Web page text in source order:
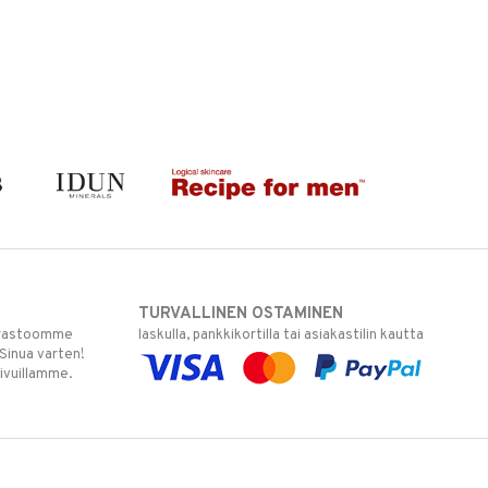
varten!
TURVALLINEN OSTAMINEN
laskulla, pankkikortilla tai asiakastilin kautta